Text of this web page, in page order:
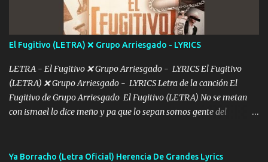
imagino tu sombra Clase azul es el tequila e interior la ropa Clip
cap la champagne el polvo es color rosa Me contacto un ángel eres
tú mi hermosa La que me alegra los días y sigo tomando Y
pensar... Que tú ya no vas a estar Pasarán... Solito me dejaras
Intentar... ...
El Fugitivo (LETRA) ❌ Grupo Arriesgado - LYRICS
LETRA - El Fugitivo ❌ Grupo Arriesgado - LYRICS El Fugitivo
(LETRA) ❌ Grupo Arriesgado - LYRICS Letra de la canción El
Fugitivo de Grupo Arriesgado El Fugitivo (LETRA) No se metan
con ismael lo dice meño y pa que lo sepan somos gente del
grande traemos la bandera 04 se oye por los radios y bien
Ya Borracho (Letra Oficial) Herencia De Grandes Lyrics